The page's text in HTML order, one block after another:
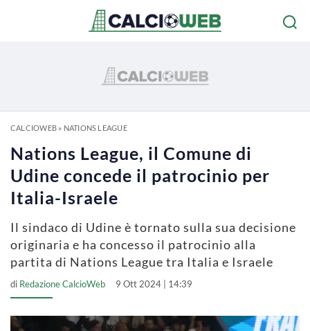
CALCIOWEB» NATIONS LEAGUE
Nations League, il Comune di
Udine concede il patrocinio per
Italia-Israele
Il sindaco di Udine è tornato sulla sua decisione
originaria e ha concesso il patrocinio alla
partita di Nations League tra Italia e Israele
di Redazione CalcioWeb 9 Ott 2024 | 14:39